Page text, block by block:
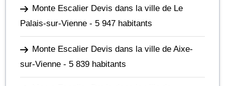
Monte Escalier Devis dans la ville de Le
Palais-sur-Vienne - 5 947 habitants
Monte Escalier Devis dans la ville de Aixe-
sur-Vienne - 5 839 habitants